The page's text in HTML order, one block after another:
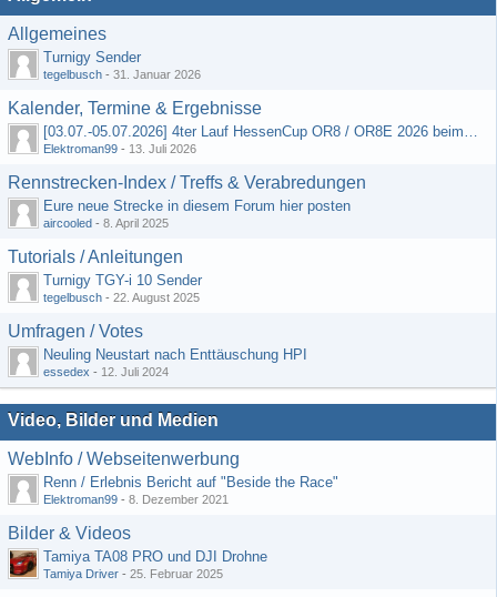
Allgemeines
Turnigy Sender
tegelbusch - 31. Januar 2026
Kalender, Termine & Ergebnisse
[03.07.-05.07.2026] 4ter Lauf HessenCup OR8 / OR8E 2026 beim MSV Linsengericht e.V.
Elektroman99 - 13. Juli 2026
Rennstrecken-Index / Treffs & Verabredungen
Eure neue Strecke in diesem Forum hier posten
aircooled - 8. April 2025
Tutorials / Anleitungen
Turnigy TGY-i 10 Sender
tegelbusch - 22. August 2025
Umfragen / Votes
Neuling Neustart nach Enttäuschung HPI
essedex - 12. Juli 2024
Video, Bilder und Medien
WebInfo / Webseitenwerbung
Renn / Erlebnis Bericht auf "Beside the Race"
Elektroman99 - 8. Dezember 2021
Bilder & Videos
Tamiya TA08 PRO und DJI Drohne
Tamiya Driver - 25. Februar 2025